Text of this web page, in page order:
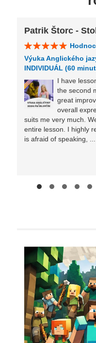
Patrik Štorc -
Výuka Anglického
INDIVIDUÁL (60
I have
the second
great
overall
suits me very much.
entire lesson. I highly
is afraid of speaking, ...